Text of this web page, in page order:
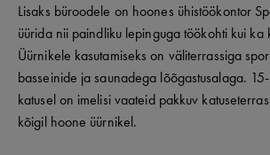
Lisaks büroodele on hoones ühistöökontor
üürida nii paindliku lepinguga töökohti kui ka
Üürnikele kasutamiseks on väliterrassiga
basseinide ja saunadega lõõgastusalaga.
katusel on imelisi vaateid pakkuv
kõigil hoone üürnikel.